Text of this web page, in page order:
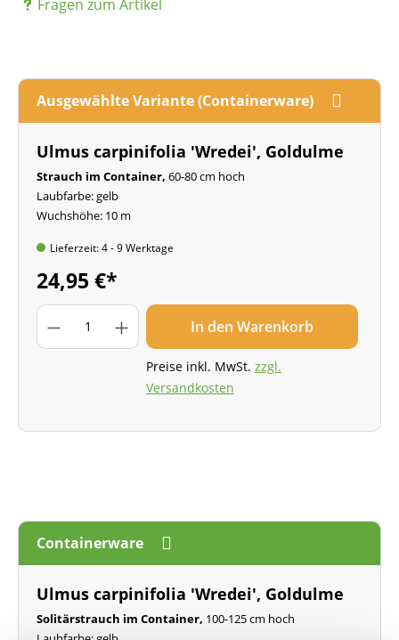
Fragen zum Artikel
Ausgewählte Variante (Containerware)
Ulmus carpinifolia 'Wredei', Goldulme
Strauch im Container, 60-80 cm hoch
Laubfarbe: gelb
Wuchshöhe: 10 m
Lieferzeit: 4 - 9 Werktage
24,95 €*
In den Warenkorb
Preise inkl. MwSt. zzgl.
Versandkosten
Containerware
Ulmus carpinifolia 'Wredei', Goldulme
Solitärstrauch im Container, 100-125 cm hoch